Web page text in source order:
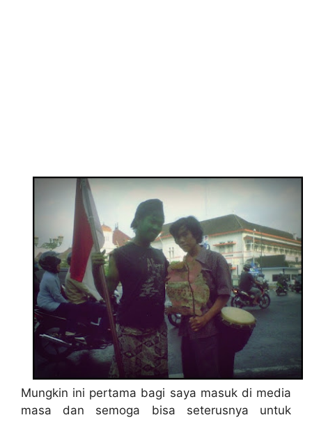
Mungkin ini pertama bagi saya masuk di media
masa dan semoga bisa seterusnya untuk